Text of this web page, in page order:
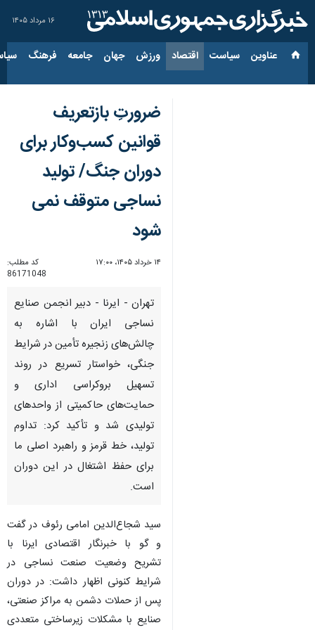
۱۶ مرداد ۱۴۰۵
عناوین‌ سیاست اقتصاد ورزش جهان جامعه فرهنگ
ضرورتِ بازتعریف
قوانین کسب‌وکار برای
دوران جنگ/ تولید
نساجی متوقف نمی
شود
۱۴ خرداد ۱۴۰۵، ۱۷:۰۰
کد مطلب:
86171048
تهران - ایرنا - دبیر انجمن صنایع
نساجی ایران با اشاره به
چالش‌های زنجیره تأمین در شرایط
جنگی، خواستار تسریع در روند
تسهیل بروکراسی اداری و
حمایت‌های حاکمیتی از واحدهای
تولیدی شد و تأکید کرد: تداوم
تولید، خط قرمز و راهبرد اصلی ما
برای حفظ اشتغال در این دوران
است.
سید شجاع‌الدین امامی رئوف در گفت
و گو با خبرنگار اقتصادی ایرنا با
تشریح وضعیت صنعت نساجی در
شرایط کنونی اظهار داشت: در دوران
پس از حملات دشمن به مراکز صنعتی،
صنایع با مشکلات زیرساختی متعددی